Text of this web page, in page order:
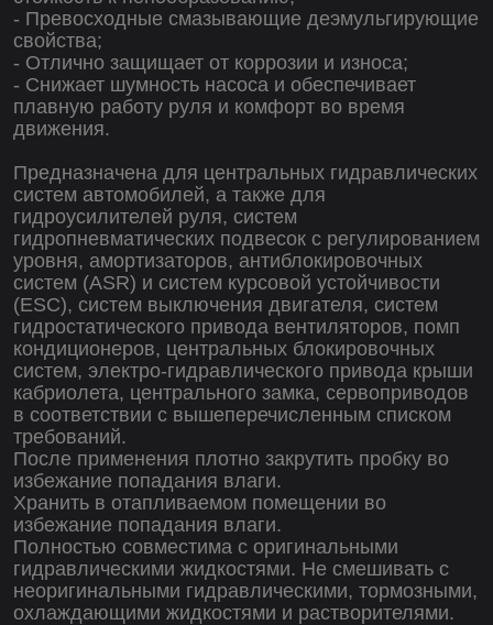
- Превосходные смазывающие деэмульгирующие
свойства;
- Отлично защищает от коррозии и износа;
- Снижает шумность насоса и обеспечивает
плавную работу руля и комфорт во время
движения.
Предназначена для центральных гидравлических
систем автомобилей, а также для
гидроусилителей руля, систем
гидропневматических подвесок с регулированием
уровня, амортизаторов, антиблокировочных
систем (ASR) и систем курсовой устойчивости
(ESC), систем выключения двигателя, систем
гидростатического привода вентиляторов, помп
кондиционеров, центральных блокировочных
систем, электро-гидравлического привода крыши
кабриолета, центрального замка, сервоприводов
в соответствии с вышеперечисленным списком
требований.
После применения плотно закрутить пробку во
избежание попадания влаги.
Хранить в отапливаемом помещении во
избежание попадания влаги.
Полностью совместима с оригинальными
гидравлическими жидкостями. Не смешивать с
неоригинальными гидравлическими, тормозными,
охлаждающими жидкостями и растворителями.